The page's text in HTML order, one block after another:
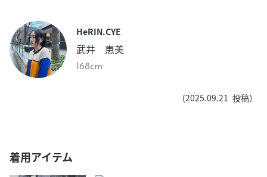
HeRIN.CYE
武井 恵美
168cm
（2025.09.21 投稿）
着用アイテム